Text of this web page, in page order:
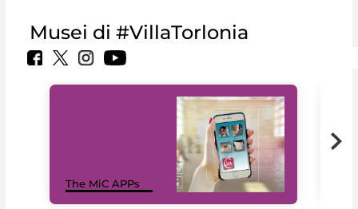
Musei di #VillaTorlonia
The MiC APPs